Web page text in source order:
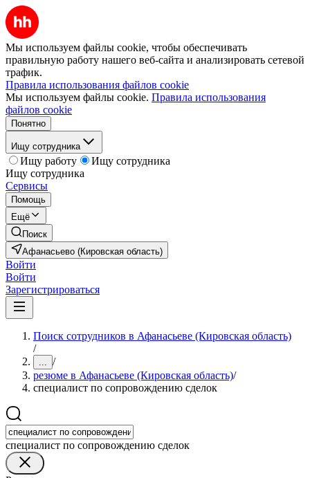
Мы используем файлы cookie, чтобы обеспечивать
правильную работу нашего веб-сайта и анализировать сетевой
трафик.
Правила использования файлов cookie
Мы используем файлы cookie. Правила использования
файлов cookie
Понятно
Ищу сотрудника
Ищу работу
Ищу сотрудника
Ищу сотрудника
Сервисы
Помощь
Ещё
Поиск
Афанасьево (Кировская область)
Войти
Войти
Зарегистрироваться
Поиск сотрудников в Афанасьеве (Кировская область)
/
... /
резюме в Афанасьеве (Кировская область)/
специалист по сопровождению сделок
специалист по сопровождению сделок